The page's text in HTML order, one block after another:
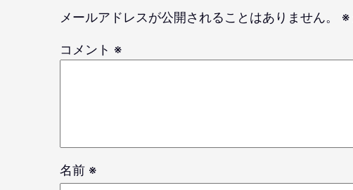
メールアドレスが公開されることはありません。 ※
コメント ※
名前 ※